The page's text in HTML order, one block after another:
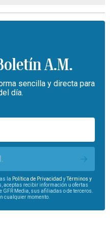
A.M.
sencilla y directa para
día.
la Política de Privacidad yTérminos y
aceptas recibir información u ofertas
Media, sus afiliadas o de terceros.
cualquier momento.